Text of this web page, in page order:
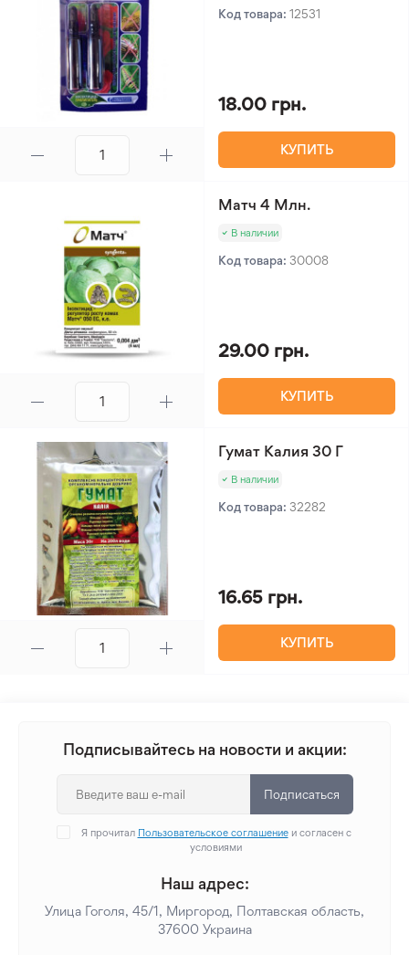
Код товара: 12531
18.00 грн.
КУПИТЬ
Матч 4 Млн.
В наличии
Код товара: 30008
29.00 грн.
КУПИТЬ
Гумат Калия 30 Г
В наличии
Код товара: 32282
16.65 грн.
КУПИТЬ
Подписывайтесь на новости и акции:
Подписаться
Я прочитал Пользовательское соглашениеи согласен с
условиями
Наш адрес:
Улица Гоголя, 45/1, Миргород, Полтавская область,
37600 Украина